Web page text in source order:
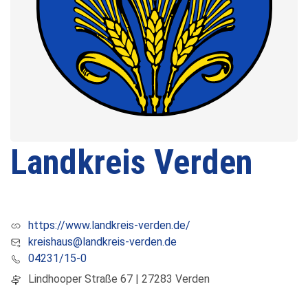
Landkreis Verden
https://www.landkreis-verden.de/
kreishaus@landkreis-verden.de
04231/15-0
Lindhooper Straße 67 | 27283 Verden